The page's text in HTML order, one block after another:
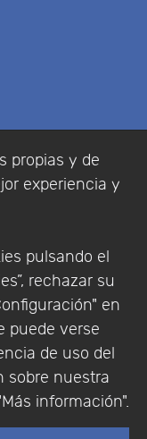
propias y de
experiencia y
pulsando el
rechazar su
en
puede verse
de uso del
sobre nuestra
información".
Privacidad |
Software